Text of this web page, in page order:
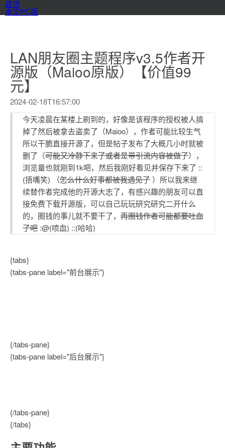
首页
本文PC版
LAN朋友圈主题程序v3.5作者开
源版（Maioo原版）【价值99
元】
2024-02-18T16:57:00
今天凌晨在某楼上刷到的，好像是该程序的授权被人搞
掉了然后被拿去盗卖了（Maioo），作者可能比较生气
所以干脆直接开源了，但是帖子发布了大概几小时就被
删了（可能又冷静下来了或者是带引流内容被做了），
浏览量也就刚到1k吧，然后我刚好看见并保存下来了 ::
(捂嘴笑) （怎么什么好事都被我遇见了 ）所以我来继
续替作者完成他的开源大志了，有感兴趣的朋友可以直
接免费下载开源版，可以自己玩玩研究研究二开什么
的，圈钱的事儿就不要干了， 再圈钱作者可能都要吐血
了吧 :@(喷血) ::(哈哈)
{tabs}
{tabs-pane label="前台展示"}
{/tabs-pane}
{tabs-pane label="后台展示"}
{/tabs-pane}
{/tabs}